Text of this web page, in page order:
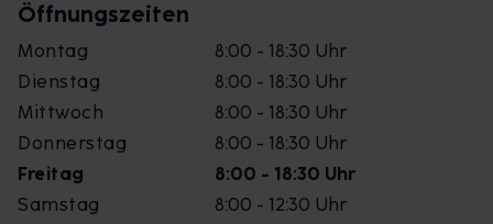
Öffnungszeiten
Montag
8:00 - 18:30 Uhr
Dienstag
8:00 - 18:30 Uhr
Mittwoch
8:00 - 18:30 Uhr
Donnerstag
8:00 - 18:30 Uhr
Freitag
8:00 - 18:30 Uhr
Samstag
8:00 - 12:30 Uhr